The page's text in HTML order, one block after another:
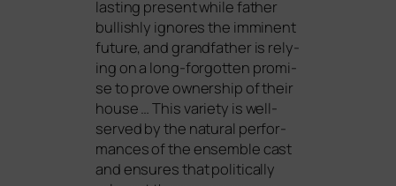
las­ting pre­sent while father
bul­lish­ly igno­res the immi­nent
future, and grand­fa­ther is rely­
ing on a long-for­got­ten pro­mi­
se to pro­ve owner­ship of their
house … This varie­ty is well-
ser­ved by the natu­ral per­for­
man­ces of the ensem­ble cast
and ensu­res that poli­ti­cal­ly